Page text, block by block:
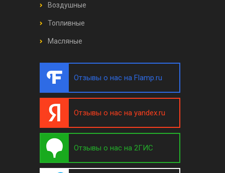
Воздушные
Топливные
Масляные
Отзывы о нас на Flamp.ru
Отзывы о нас на yandex.ru
Отзывы о нас на 2ГИС